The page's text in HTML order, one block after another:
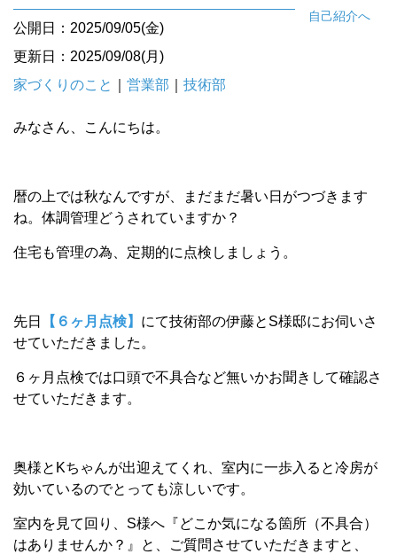
自己紹介へ
公開日：2025/09/05(金)
更新日：2025/09/08(月)
家づくりのこと
営業部 技術部
みなさん、こんにちは。
暦の上では秋なんですが、まだまだ暑い日がつづきます
ね。体調管理どうされていますか？
住宅も管理の為、定期的に点検しましょう。
先日 【６ヶ月点検】 にて技術部の伊藤とS様邸にお伺いさ
せていただきました。
６ヶ月点検では口頭で不具合など無いかお聞きして確認さ
せていただきます。
奥様とKちゃんが出迎えてくれ、室内に一歩入ると冷房が
効いているのでとっても涼しいです。
室内を見て回り、S様へ『どこか気になる箇所（不具合）
はありませんか？』と、ご質問させていただきますと、